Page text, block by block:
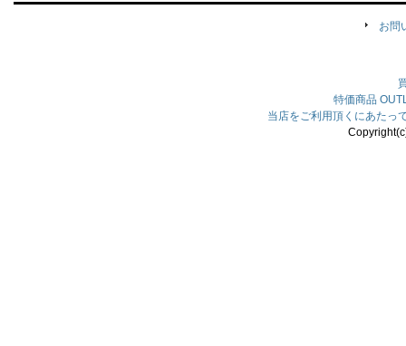
お問
特価商品
当店をご利用頂くにあたっ